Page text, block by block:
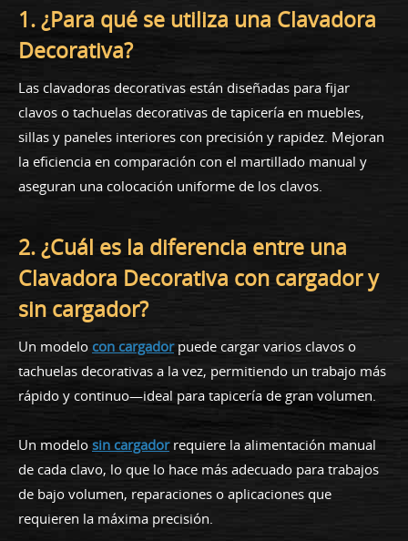
1. ¿Para qué se utiliza una Clavadora
Decorativa?
Las clavadoras decorativas están diseñadas para fijar
clavos o tachuelas decorativas de tapicería en muebles,
sillas y paneles interiores con precisión y rapidez. Mejoran
la eficiencia en comparación con el martillado manual y
aseguran una colocación uniforme de los clavos.
2. ¿Cuál es la diferencia entre una
Clavadora Decorativa con cargador y
sin cargador?
Un modelo con cargadorpuede cargar varios clavos o
tachuelas decorativas a la vez, permitiendo un trabajo más
rápido y continuo—ideal para tapicería de gran volumen.
Un modelo sin cargadorrequiere la alimentación manual
de cada clavo, lo que lo hace más adecuado para trabajos
de bajo volumen, reparaciones o aplicaciones que
requieren la máxima precisión.